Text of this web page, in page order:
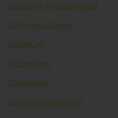
Депозит аукционлари
Депонирование
Дефицит
Дефляция
Дивиденд
Дисконт ставкаси